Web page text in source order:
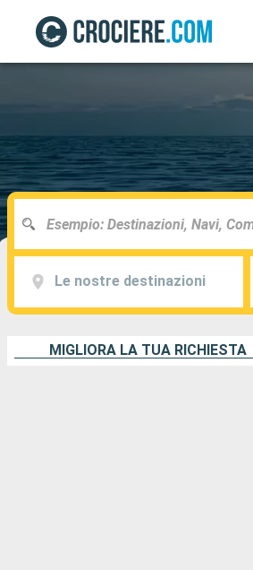
Le nostre destinazioni
MIGLIORA LA TUA RICHIESTA